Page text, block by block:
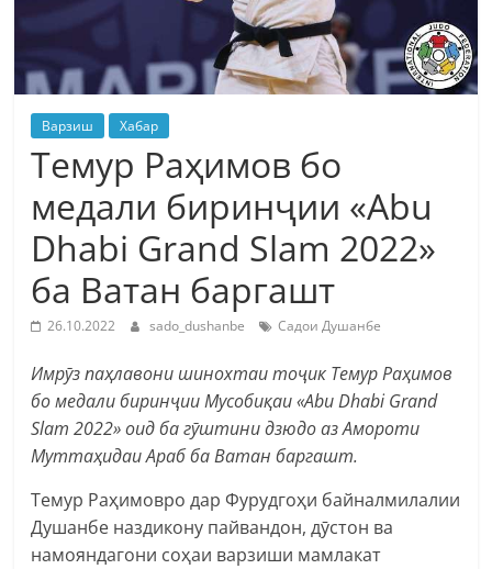
Варзиш Хабар
Темур Раҳимов бо
медали биринҷии «Abu
Dhabi Grand Slam 2022»
ба Ватан баргашт
26.10.2022 sado_dushanbe Садои Душанбе
Имрӯз паҳлавони шинохтаи тоҷик Темур Раҳимов
бо медали биринҷии Мусобиқаи «Abu Dhabi Grand
Slam 2022» оид ба гӯштини дзюдо аз Амороти
Муттаҳидаи Араб ба Ватан баргашт.
Темур Раҳимовро дар Фурудгоҳи байналмилалии
Душанбе наздикону пайвандон, дӯстон ва
намояндагони соҳаи варзиши мамлакат